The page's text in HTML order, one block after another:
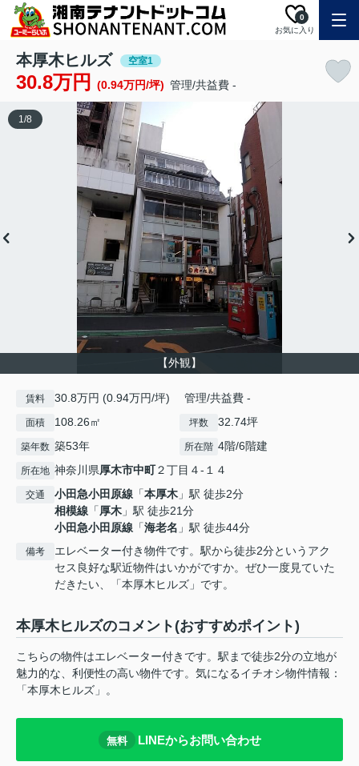
お気に入り
0
本厚木ヒルズ 空室1
30.8万円 (0.94万円/坪) 管理/共益費 -
【外観】
1/8
賃料 30.8万円 (0.94万円/坪) 管理/共益費 -
面積 108.26㎡ 坪数 32.74坪
築年数 築53年 所在階 4階/6階建
所在地 神奈川県厚木市中町２丁目４-１４
交通 小田急小田原線 「本厚木 」駅 徒歩2分
相模線 「厚木 」駅 徒歩21分
小田急小田原線 「海老名 」駅 徒歩44分
備考
エレベーター付き物件です。駅から徒歩2分というアク
セス良好な駅近物件はいかがですか。ぜひ一度見ていた
だきたい、「本厚木ヒルズ」です。
本厚木ヒルズのコメント(おすすめポイント)
こちらの物件はエレベーター付きです。駅まで徒歩2分の立地が
魅力的な、利便性の高い物件です。気になるイチオシ物件情報：
「本厚木ヒルズ」。
無料 LINEからお問い合わせ